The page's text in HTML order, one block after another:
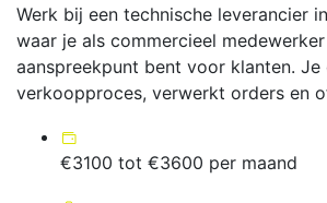
Werk bij een technische leverancier
waar je als commercieel
aanspreekpunt bent voor klanten. Je
verkoopproces, verwerkt orders en
€3100 tot €3600 per maand